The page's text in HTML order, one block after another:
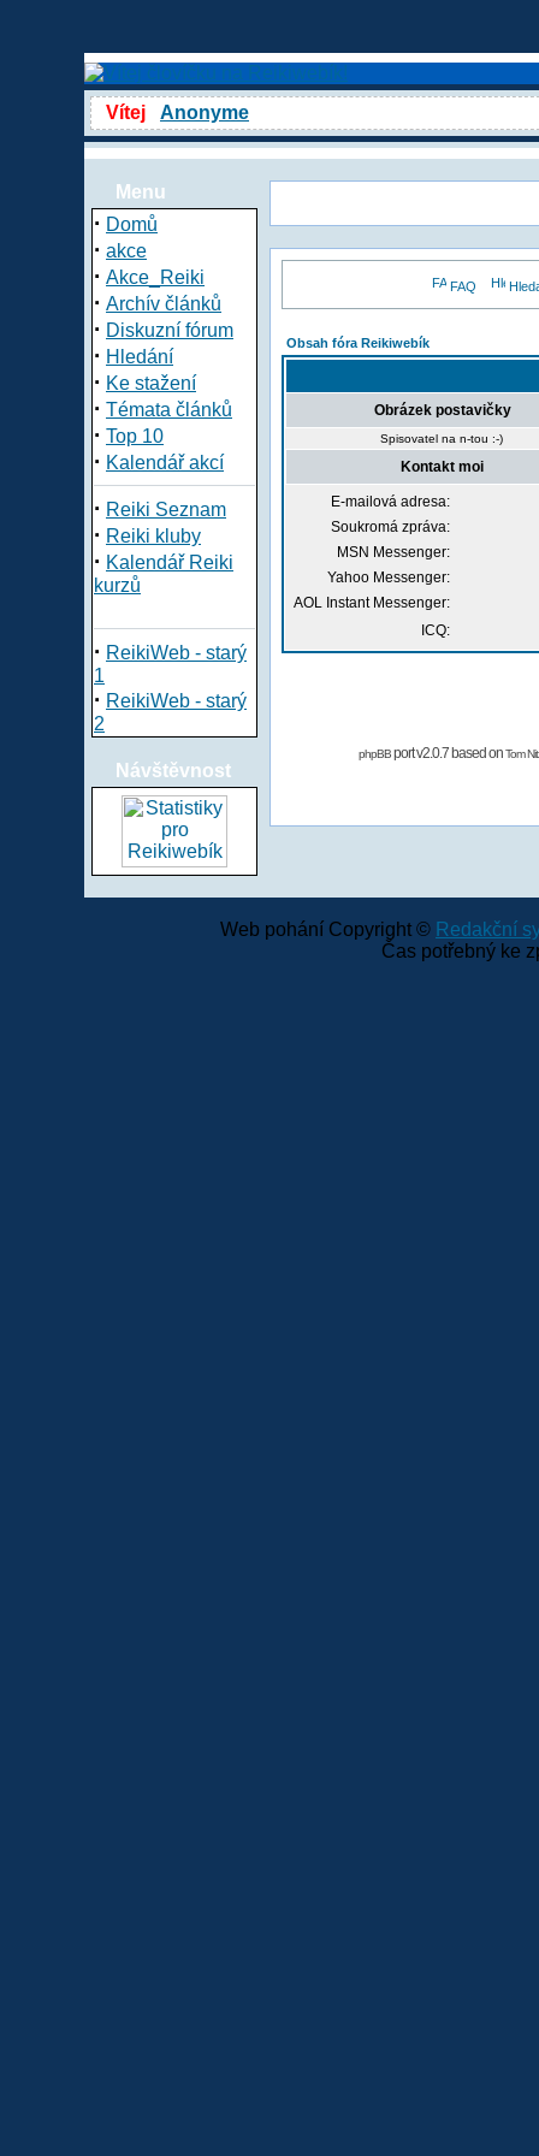
Vítej Anonyme
Menu
· Domů
· akce
· Akce_Reiki
· Archív článků
· Diskuzní fórum
· Hledání
· Ke stažení
· Témata článků
· Top 10
· Kalendář akcí
· Reiki Seznam
· Reiki kluby
· Kalendář Reiki
kurzů
· ReikiWeb - starý
1
· ReikiWeb - starý
2
Návštěvnost
FAQ
Obsah fóra Reikiwebík
Obrázek postavičky
Spisovatel na n-tou :-)
Kontakt moi
E-mailová adresa:
Soukromá zpráva:
MSN Messenger:
Yahoo Messenger:
AOL Instant Messenger:
ICQ:
phpBBport v2.0.7 based onTom
Web pohání Copyright © Redakční
Čas potřebný ke